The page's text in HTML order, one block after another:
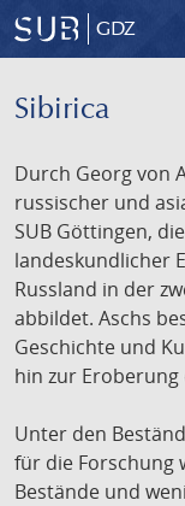
GDZ
Sibirica
Durch Georg von
russischer und
SUB Göttingen,
landeskundlicher
Russland in der
abbildet. Aschs
Geschichte und
hin zur Eroberung
Unter den
für die Forschung
Bestände und